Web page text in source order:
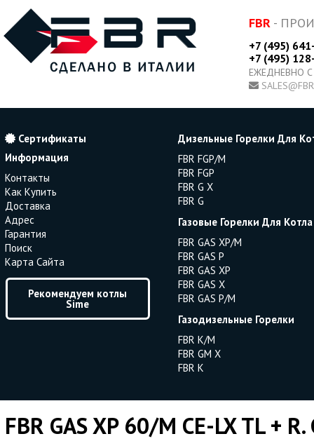
FBR -
+7 (495)
+7 (495)
ЕЖЕДНЕВНО
Сертификаты
Информация
Контакты
Как Купить
Доставка
Адрес
Гарантия
Поиск
Карта Сайта
Рекомендуем котлы
Sime
Дизельные Горелки Для
FBR FGP/M
FBR FGP
FBR G X
FBR G
Газовые Горелки Для Котла
FBR GAS XP/M
FBR GAS P
FBR GAS XP
FBR GAS X
FBR GAS P/M
Газодизельные Горелки
FBR K/M
FBR GM X
FBR K
FBR GAS XP 60/M CE-LX TL +